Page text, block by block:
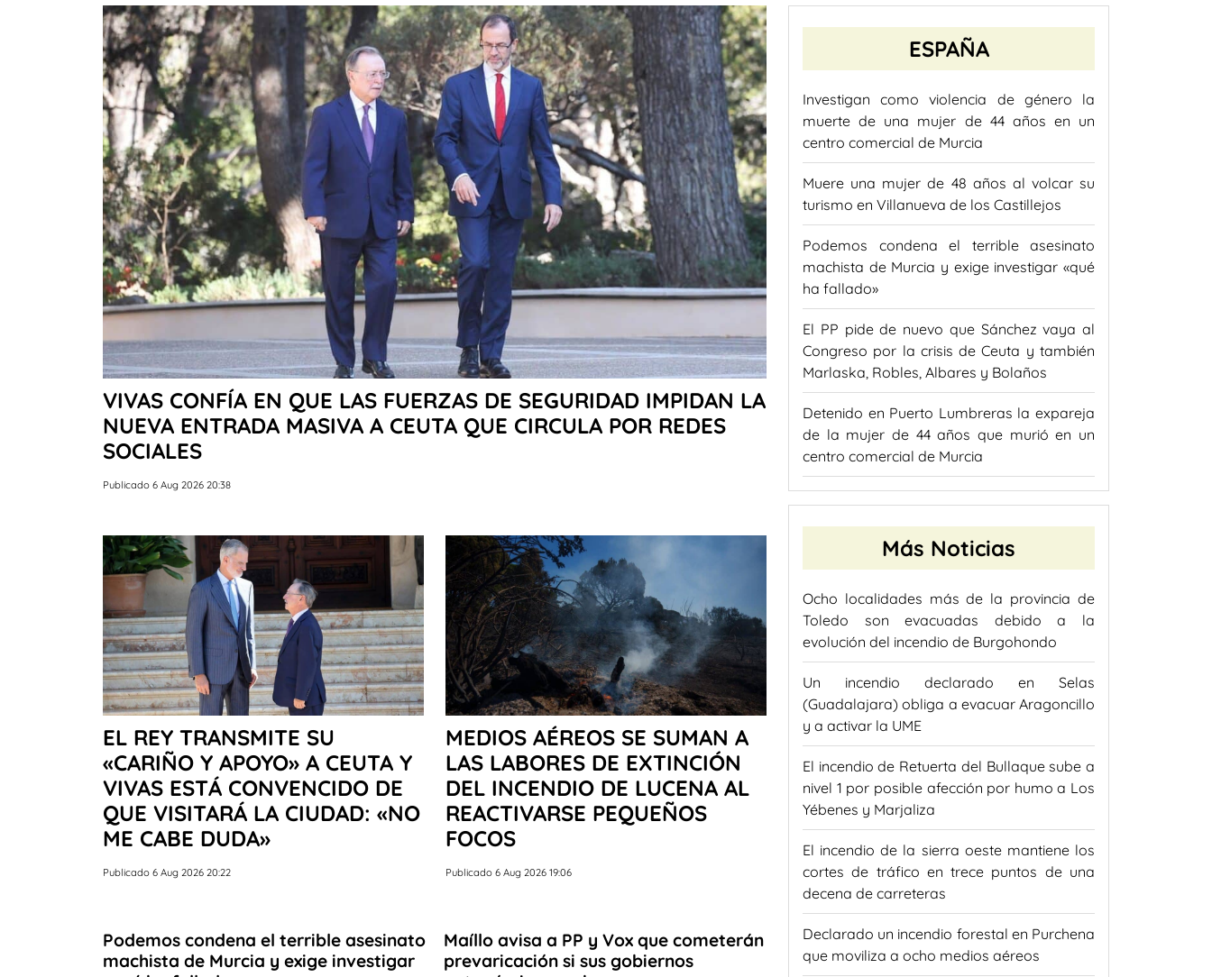
VIVAS CONFÍA EN QUE LAS FUERZAS DE SEGURIDAD IMPIDAN LA
NUEVA ENTRADA MASIVA A CEUTA QUE CIRCULA POR REDES
SOCIALES
Publicado 6 Aug 2026 20:38
EL REY TRANSMITE SU
«CARIÑO Y APOYO» A CEUTA Y
VIVAS ESTÁ CONVENCIDO DE
QUE VISITARÁ LA CIUDAD: «NO
ME CABE DUDA»
Publicado 6 Aug 2026 20:22
MEDIOS AÉREOS SE SUMAN A
LAS LABORES DE EXTINCIÓN
DEL INCENDIO DE LUCENA AL
REACTIVARSE PEQUEÑOS
FOCOS
Publicado 6 Aug 2026 19:06
Podemos condena el terrible asesinato
machista de Murcia y exige investigar
Maíllo avisa a PP y Vox que cometerán
prevaricación si sus gobiernos
ESPAÑA
Investigan como violencia de género la
muerte de una mujer de 44 años en un
centro comercial de Murcia
Muere una mujer de 48 años al volcar su
turismo en Villanueva de los Castillejos
Podemos condena el terrible asesinato
machista de Murcia y exige investigar «qué
ha fallado»
El PP pide de nuevo que Sánchez vaya al
Congreso por la crisis de Ceuta y también
Marlaska, Robles, Albares y Bolaños
Detenido en Puerto Lumbreras la expareja
de la mujer de 44 años que murió en un
centro comercial de Murcia
Más Noticias
Ocho localidades más de la provincia de
Toledo son evacuadas debido a la
evolución del incendio de Burgohondo
Un incendio declarado en Selas
(Guadalajara) obliga a evacuar Aragoncillo
y a activar la UME
El incendio de Retuerta del Bullaque sube a
nivel 1 por posible afección por humo a Los
Yébenes y Marjaliza
El incendio de la sierra oeste mantiene los
cortes de tráfico en trece puntos de una
decena de carreteras
Declarado un incendio forestal en Purchena
que moviliza a ocho medios aéreos